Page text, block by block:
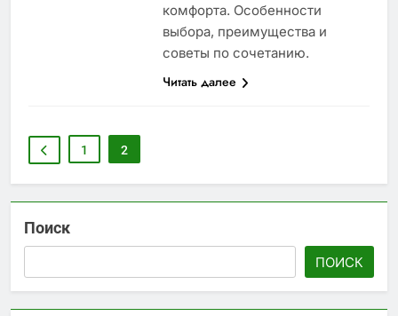
комфорта. Особенности
выбора, преимущества и
советы по сочетанию.
Читать далее
1 2
Поиск
ПОИСК